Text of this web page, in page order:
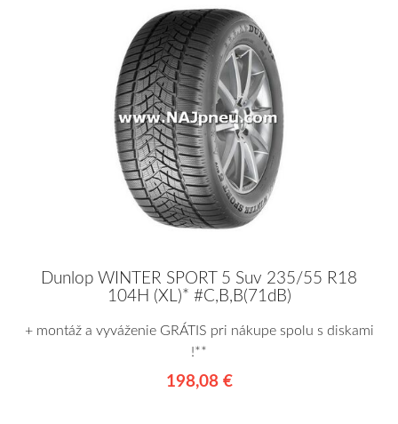
Dunlop WINTER SPORT 5 Suv 235/55 R18
104H (XL)* #C,B,B(71dB)
+ montáž a vyváženie GRÁTIS pri nákupe spolu s diskami
!**
198,08 €